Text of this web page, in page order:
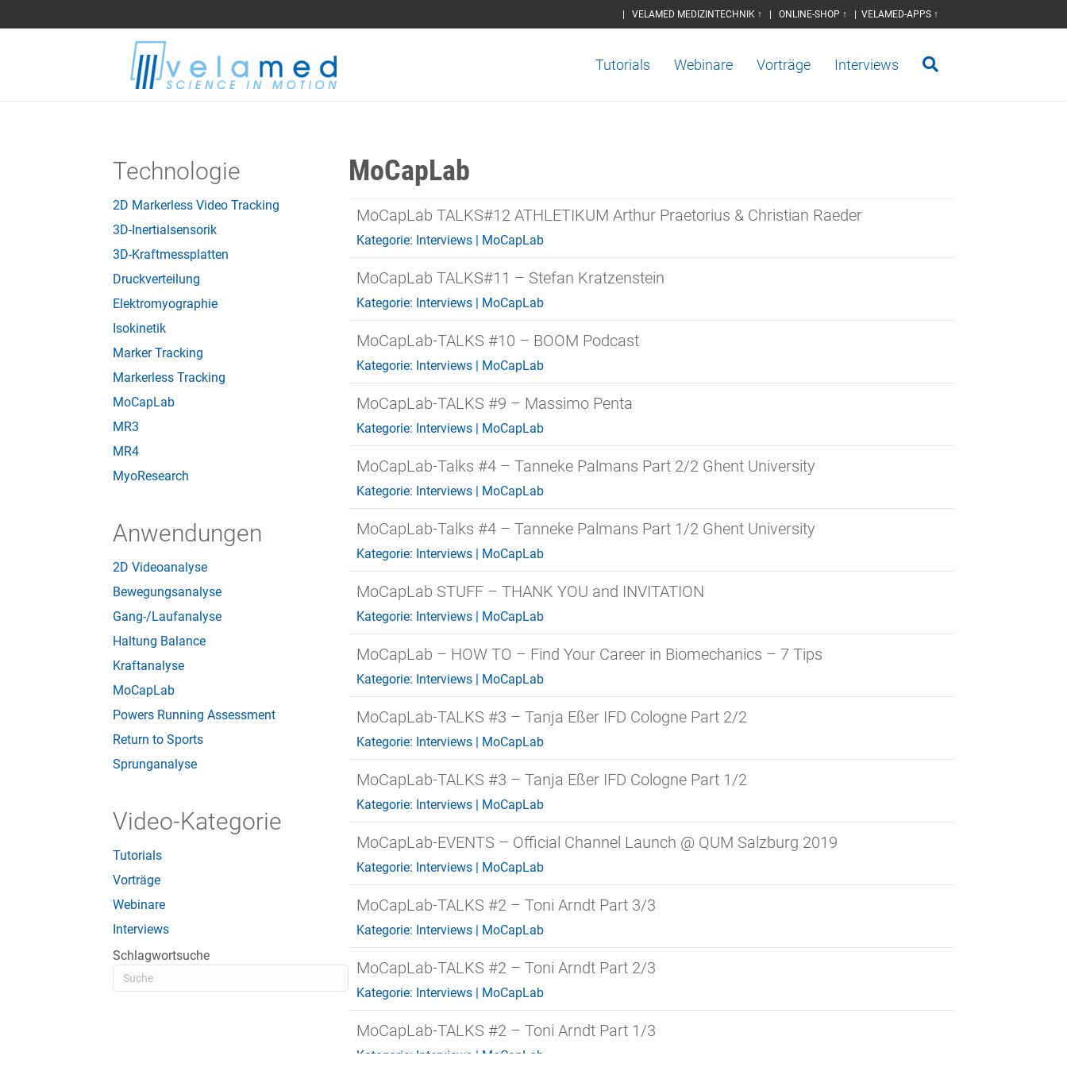
| VELAMED MEDIZINTECHNIK ↑ | ONLINE-SHOP ↑ | VELAMED-APPS ↑
Tutorials Webinare Vorträge Interviews
Technologie
2D Markerless Video Tracking
3D-Inertialsensorik
3D-Kraftmessplatten
Druckverteilung
Elektromyographie
Isokinetik
Marker Tracking
Markerless Tracking
MoCapLab
MR3
MR4
MyoResearch
Anwendungen
2D Videoanalyse
Bewegungsanalyse
Gang-/Laufanalyse
Haltung Balance
Kraftanalyse
MoCapLab
Powers Running Assessment
Return to Sports
Sprunganalyse
Video-Kategorie
Tutorials
Vorträge
Webinare
Interviews
Schlagwortsuche
MoCapLab
MoCapLab TALKS#12 ATHLETIKUM Arthur Praetorius & Christian Raeder
Kategorie: Interviews| MoCapLab
MoCapLab TALKS#11 – Stefan Kratzenstein
Kategorie: Interviews| MoCapLab
MoCapLab-TALKS #10 – BOOM Podcast
Kategorie: Interviews| MoCapLab
MoCapLab-TALKS #9 – Massimo Penta
Kategorie: Interviews| MoCapLab
MoCapLab-Talks #4 – Tanneke Palmans Part 2/2 Ghent University
Kategorie: Interviews| MoCapLab
MoCapLab-Talks #4 – Tanneke Palmans Part 1/2 Ghent University
Kategorie: Interviews| MoCapLab
MoCapLab STUFF – THANK YOU and INVITATION
Kategorie: Interviews| MoCapLab
MoCapLab – HOW TO – Find Your Career in Biomechanics – 7 Tips
Kategorie: Interviews| MoCapLab
MoCapLab-TALKS #3 – Tanja Eßer IFD Cologne Part 2/2
Kategorie: Interviews| MoCapLab
MoCapLab-TALKS #3 – Tanja Eßer IFD Cologne Part 1/2
Kategorie: Interviews| MoCapLab
MoCapLab-EVENTS – Official Channel Launch @ QUM Salzburg 2019
Kategorie: Interviews| MoCapLab
MoCapLab-TALKS #2 – Toni Arndt Part 3/3
Kategorie: Interviews| MoCapLab
MoCapLab-TALKS #2 – Toni Arndt Part 2/3
Kategorie: Interviews| MoCapLab
MoCapLab-TALKS #2 – Toni Arndt Part 1/3
Kategorie: Interviews | MoCapLab